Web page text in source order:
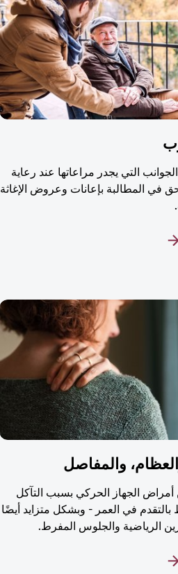
التي يجدر مراعاتها عند رعاية
في المطالبة بإعانات وعروض الإغاثة
والمفاصل
الجهاز الحركي بسبب التآكل
بالتقدم في العمر - وبشكل متزايد أيضًا
الرياضية والجلوس المفرط.